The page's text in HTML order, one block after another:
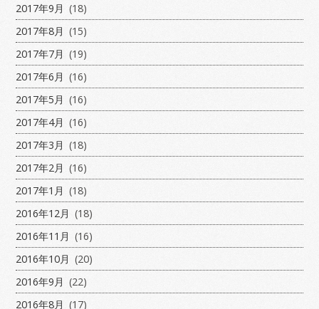
2017年9月 (18)
2017年8月 (15)
2017年7月 (19)
2017年6月 (16)
2017年5月 (16)
2017年4月 (16)
2017年3月 (18)
2017年2月 (16)
2017年1月 (18)
2016年12月 (18)
2016年11月 (16)
2016年10月 (20)
2016年9月 (22)
2016年8月 (17)